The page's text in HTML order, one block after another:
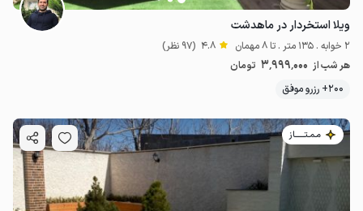
ویلا استخردار در ماهدشت
2 خوابه . 135 متر . تا 8 مهمان 4.8 (97 نظر)
هر شب از 3٬999٬000 تومان
200+ رزرو موفق
مـمـتــــــاز